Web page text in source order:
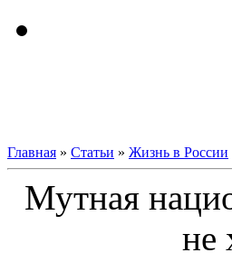
Главная » Статьи » Жизнь в России
Мутная
не